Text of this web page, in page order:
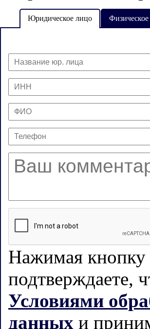
Юридическое лицо
Нажимая
подтверждаете,
Условиями
данных и